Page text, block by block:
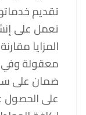
تقديم
تعمل على
المزايا
معقولة وفي
ضمان على
على الحصول